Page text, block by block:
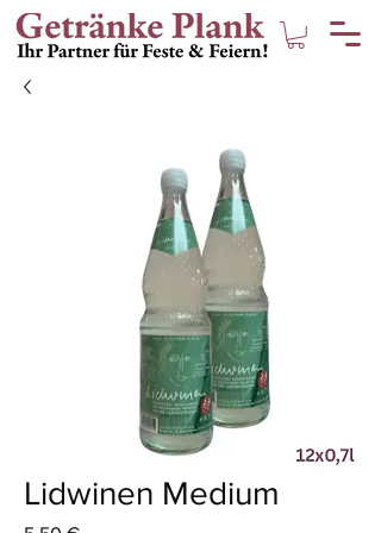
Lidwinen Medium